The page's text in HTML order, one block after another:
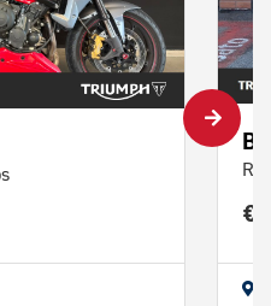
R
€